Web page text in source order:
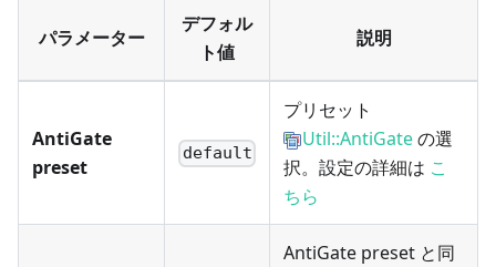
パラメーター
デフォル
ト値
説明
AntiGate
preset
default
プリセット
Util::AntiGateの選
択。設定の詳細は こ
ちら
AntiGate preset と同